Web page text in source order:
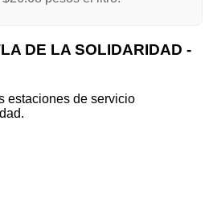
DE LA SOLIDARIDAD -
estaciones de servicio